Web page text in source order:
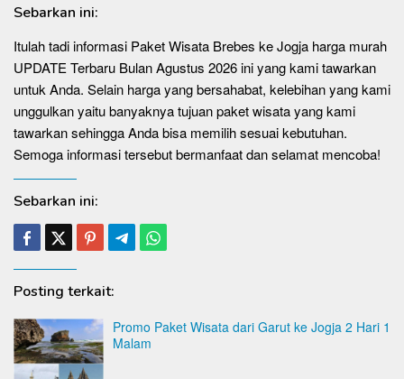
Sebarkan ini:
Itulah tadi informasi Paket Wisata Brebes ke Jogja harga murah
UPDATE Terbaru Bulan Agustus 2026 ini yang kami tawarkan
untuk Anda. Selain harga yang bersahabat, kelebihan yang kami
unggulkan yaitu banyaknya tujuan paket wisata yang kami
tawarkan sehingga Anda bisa memilih sesuai kebutuhan.
Semoga informasi tersebut bermanfaat dan selamat mencoba!
Sebarkan ini:
Posting terkait:
Promo Paket Wisata dari Garut ke Jogja 2 Hari 1
Malam